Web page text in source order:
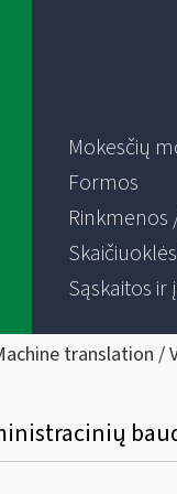
Mokesčių
Formos
Sąskaitos
translation